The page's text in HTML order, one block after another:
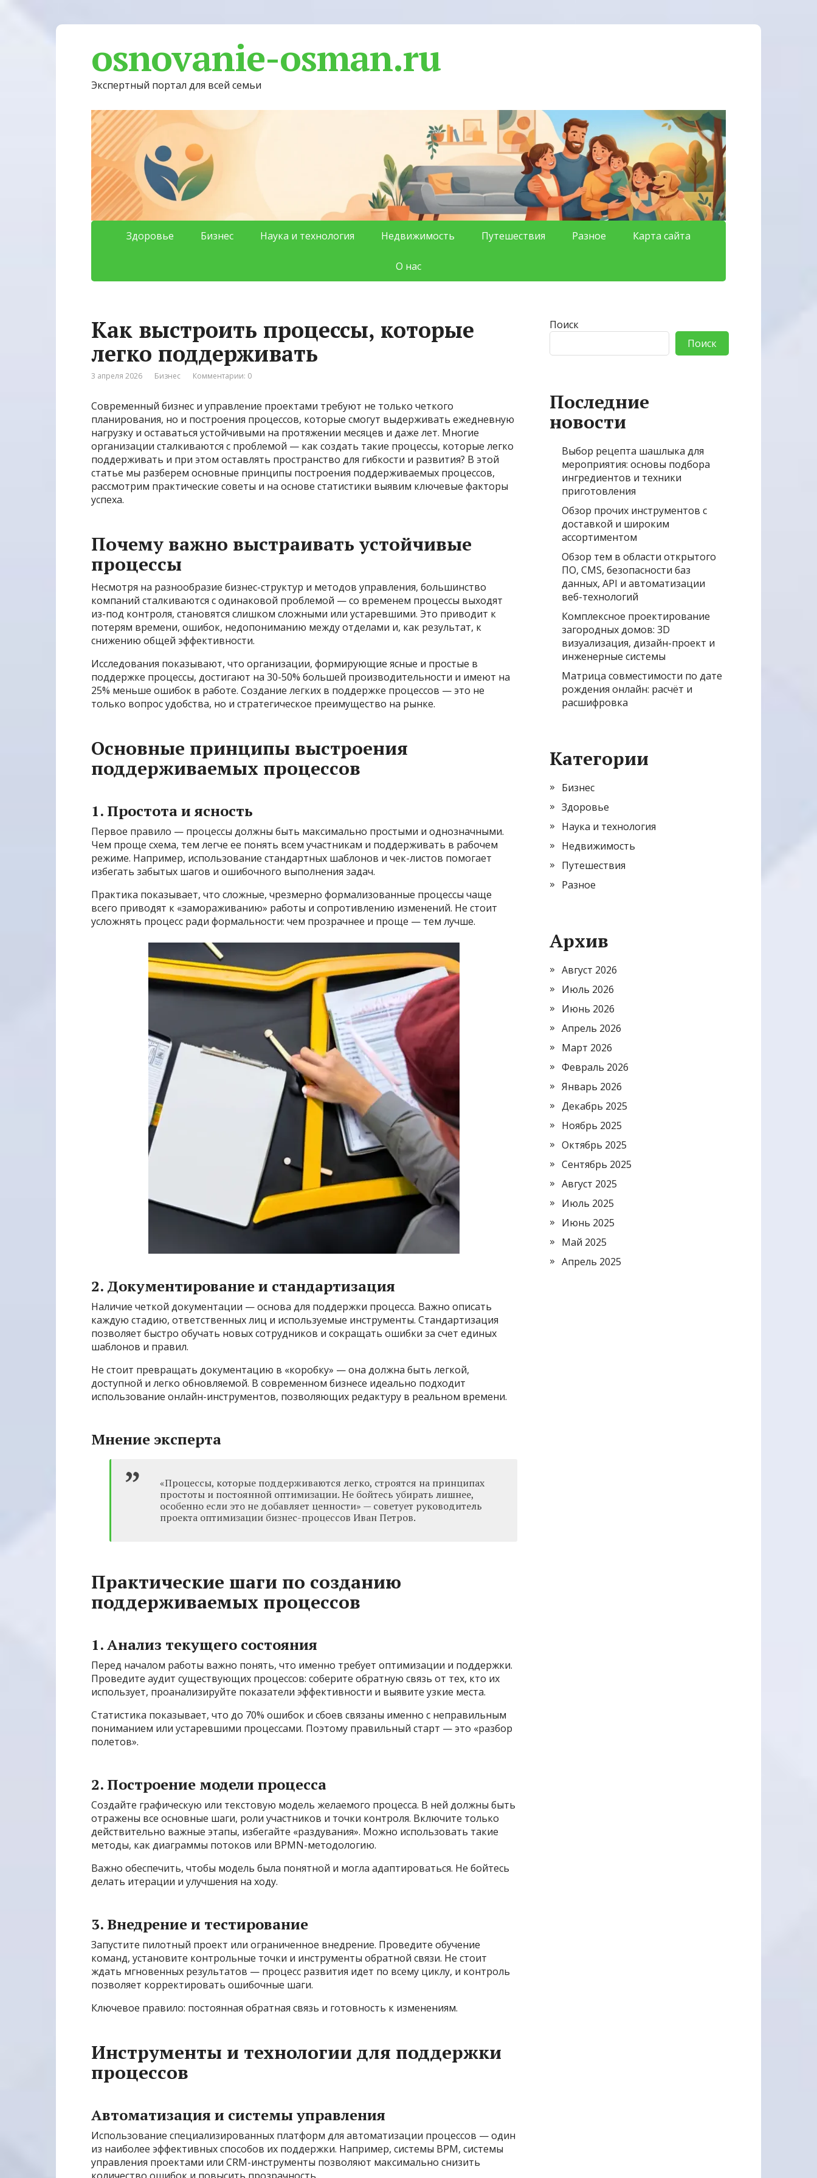
osnovanie-osman.ru
Экспертный портал для всей семьи
Здоровье Бизнес Наука и технология Недвижимость Путешествия Разное Карта сайта
О нас
Как выстроить процессы, которые
легко поддерживать
3 апреля 2026 Бизнес Комментарии: 0
Современный бизнес и управление проектами требуют не только четкого
планирования, но и построения процессов, которые смогут выдерживать ежедневную
нагрузку и оставаться устойчивыми на протяжении месяцев и даже лет. Многие
организации сталкиваются с проблемой — как создать такие процессы, которые легко
поддерживать и при этом оставлять пространство для гибкости и развития? В этой
статье мы разберем основные принципы построения поддерживаемых процессов,
рассмотрим практические советы и на основе статистики выявим ключевые факторы
успеха.
Почему важно выстраивать устойчивые
процессы
Несмотря на разнообразие бизнес-структур и методов управления, большинство
компаний сталкиваются с одинаковой проблемой — со временем процессы выходят
из-под контроля, становятся слишком сложными или устаревшими. Это приводит к
потерям времени, ошибок, недопониманию между отделами и, как результат, к
снижению общей эффективности.
Исследования показывают, что организации, формирующие ясные и простые в
поддержке процессы, достигают на 30-50% большей производительности и имеют на
25% меньше ошибок в работе. Создание легких в поддержке процессов — это не
только вопрос удобства, но и стратегическое преимущество на рынке.
Основные принципы выстроения
поддерживаемых процессов
1. Простота и ясность
Первое правило — процессы должны быть максимально простыми и однозначными.
Чем проще схема, тем легче ее понять всем участникам и поддерживать в рабочем
режиме. Например, использование стандартных шаблонов и чек-листов помогает
избегать забытых шагов и ошибочного выполнения задач.
Практика показывает, что сложные, чрезмерно формализованные процессы чаще
всего приводят к «замораживанию» работы и сопротивлению изменений. Не стоит
усложнять процесс ради формальности: чем прозрачнее и проще — тем лучше.
2. Документирование и стандартизация
Наличие четкой документации — основа для поддержки процесса. Важно описать
каждую стадию, ответственных лиц и используемые инструменты. Стандартизация
позволяет быстро обучать новых сотрудников и сокращать ошибки за счет единых
шаблонов и правил.
Не стоит превращать документацию в «коробку» — она должна быть легкой,
доступной и легко обновляемой. В современном бизнесе идеально подходит
использование онлайн-инструментов, позволяющих редактуру в реальном времени.
Мнение эксперта
«Процессы, которые поддерживаются легко, строятся на принципах
простоты и постоянной оптимизации. Не бойтесь убирать лишнее,
особенно если это не добавляет ценности» — советует руководитель
проекта оптимизации бизнес-процессов Иван Петров.
Практические шаги по созданию
поддерживаемых процессов
1. Анализ текущего состояния
Перед началом работы важно понять, что именно требует оптимизации и поддержки.
Проведите аудит существующих процессов: соберите обратную связь от тех, кто их
использует, проанализируйте показатели эффективности и выявите узкие места.
Статистика показывает, что до 70% ошибок и сбоев связаны именно с неправильным
пониманием или устаревшими процессами. Поэтому правильный старт — это «разбор
полетов».
2. Построение модели процесса
Создайте графическую или текстовую модель желаемого процесса. В ней должны быть
отражены все основные шаги, роли участников и точки контроля. Включите только
действительно важные этапы, избегайте «раздувания». Можно использовать такие
методы, как диаграммы потоков или BPMN-методологию.
Важно обеспечить, чтобы модель была понятной и могла адаптироваться. Не бойтесь
делать итерации и улучшения на ходу.
3. Внедрение и тестирование
Запустите пилотный проект или ограниченное внедрение. Проведите обучение
команд, установите контрольные точки и инструменты обратной связи. Не стоит
ждать мгновенных результатов — процесс развития идет по всему циклу, и контроль
позволяет корректировать ошибочные шаги.
Ключевое правило: постоянная обратная связь и готовность к изменениям.
Инструменты и технологии для поддержки
процессов
Автоматизация и системы управления
Использование специализированных платформ для автоматизации процессов — один
из наиболее эффективных способов их поддержки. Например, системы BPM, системы
управления проектами или CRM-инструменты позволяют максимально снизить
Поиск
Поиск
Последние
новости
Выбор рецепта шашлыка для
мероприятия: основы подбора
ингредиентов и техники
приготовления
Обзор прочих инструментов с
доставкой и широким
ассортиментом
Обзор тем в области открытого
ПО, CMS, безопасности баз
данных, API и автоматизации
веб-технологий
Комплексное проектирование
загородных домов: 3D
визуализация, дизайн-проект и
инженерные системы
Матрица совместимости по дате
рождения онлайн: расчёт и
расшифровка
Категории
Бизнес
Здоровье
Наука и технология
Недвижимость
Путешествия
Разное
Архив
Август 2026
Июль 2026
Июнь 2026
Апрель 2026
Март 2026
Февраль 2026
Январь 2026
Декабрь 2025
Ноябрь 2025
Октябрь 2025
Сентябрь 2025
Август 2025
Июль 2025
Июнь 2025
Май 2025
Апрель 2025